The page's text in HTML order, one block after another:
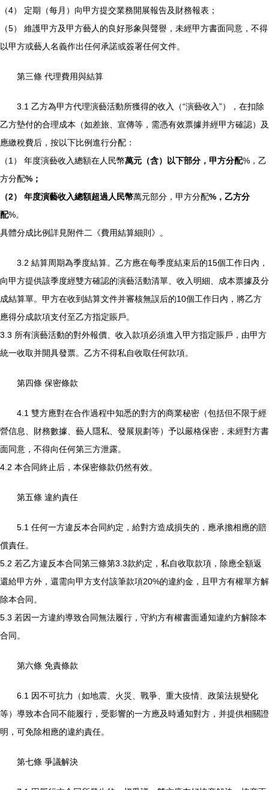
（4） 定期（每月）向甲方提交業務開展報告及財務報表；
（5） 維護甲方及甲方藝人的良好形象與聲譽，未經甲方書面同意，不得
以甲方或藝人名義作出任何承諾或簽署任何文件。
第三條 代理費用與結算
3.1 乙方為甲方代理演藝活動所獲得的收入（“演藝收入”），在扣除
乙方墊付的合理成本（如差旅、宣傳等，需憑有效票據并經甲方確認）及
應繳稅費后，按以下比例進行分配：
（1） 年度演藝收入總額在人民幣萬元（含）以下部分，甲方分配%，乙
方分配%；
（2） 年度演藝收入總額超過人民幣萬元部分，甲方分配%，乙方分
配%。
具體分成比例詳見附件二《費用結算細則》。
3.2 結算周期為季度結算。乙方應在每季度結束后的15個工作日內，
向甲方提供該季度經雙方確認的演藝活動清單、收入明細、成本票據及分
成結算單。甲方在收到結算文件并審核無誤后的10個工作日內，將乙方
應得分成款項支付至乙方指定賬戶。
3.3 所有演藝活動的對外報價、收入款項必須進入甲方指定賬戶，由甲方
統一收取并開具發票。乙方不得私自收取任何款項。
第四條 保密條款
4.1 雙方應對在合作過程中知悉的對方的商業秘密（包括但不限于經
營信息、財務數據、藝人隱私、發展規劃等）予以嚴格保密，未經對方書
面同意，不得向任何第三方泄露。
4.2 本合同終止后，本保密條款仍然有效。
第五條 違約責任
5.1 任何一方違反本合同約定，給對方造成損失的，應承擔相應的賠
償責任。
5.2 若乙方違反本合同第三條第3.3款約定，私自收取款項，除應全額返
還給甲方外，還需向甲方支付該筆款項20%的違約金，且甲方有權單方解
除本合同。
5.3 若因一方違約導致合同無法履行，守約方有權書面通知違約方解除本
合同。
第六條 免責條款
6.1 因不可抗力（如地震、火災、戰爭、重大疫情、政策法規變化
等）導致本合同不能履行，受影響的一方應及時通知對方，并提供相關證
明，可免除相應的違約責任。
第七條 爭議解決